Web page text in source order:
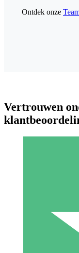
Betaal per gebruik
Ontdek onze
Vertrouwen